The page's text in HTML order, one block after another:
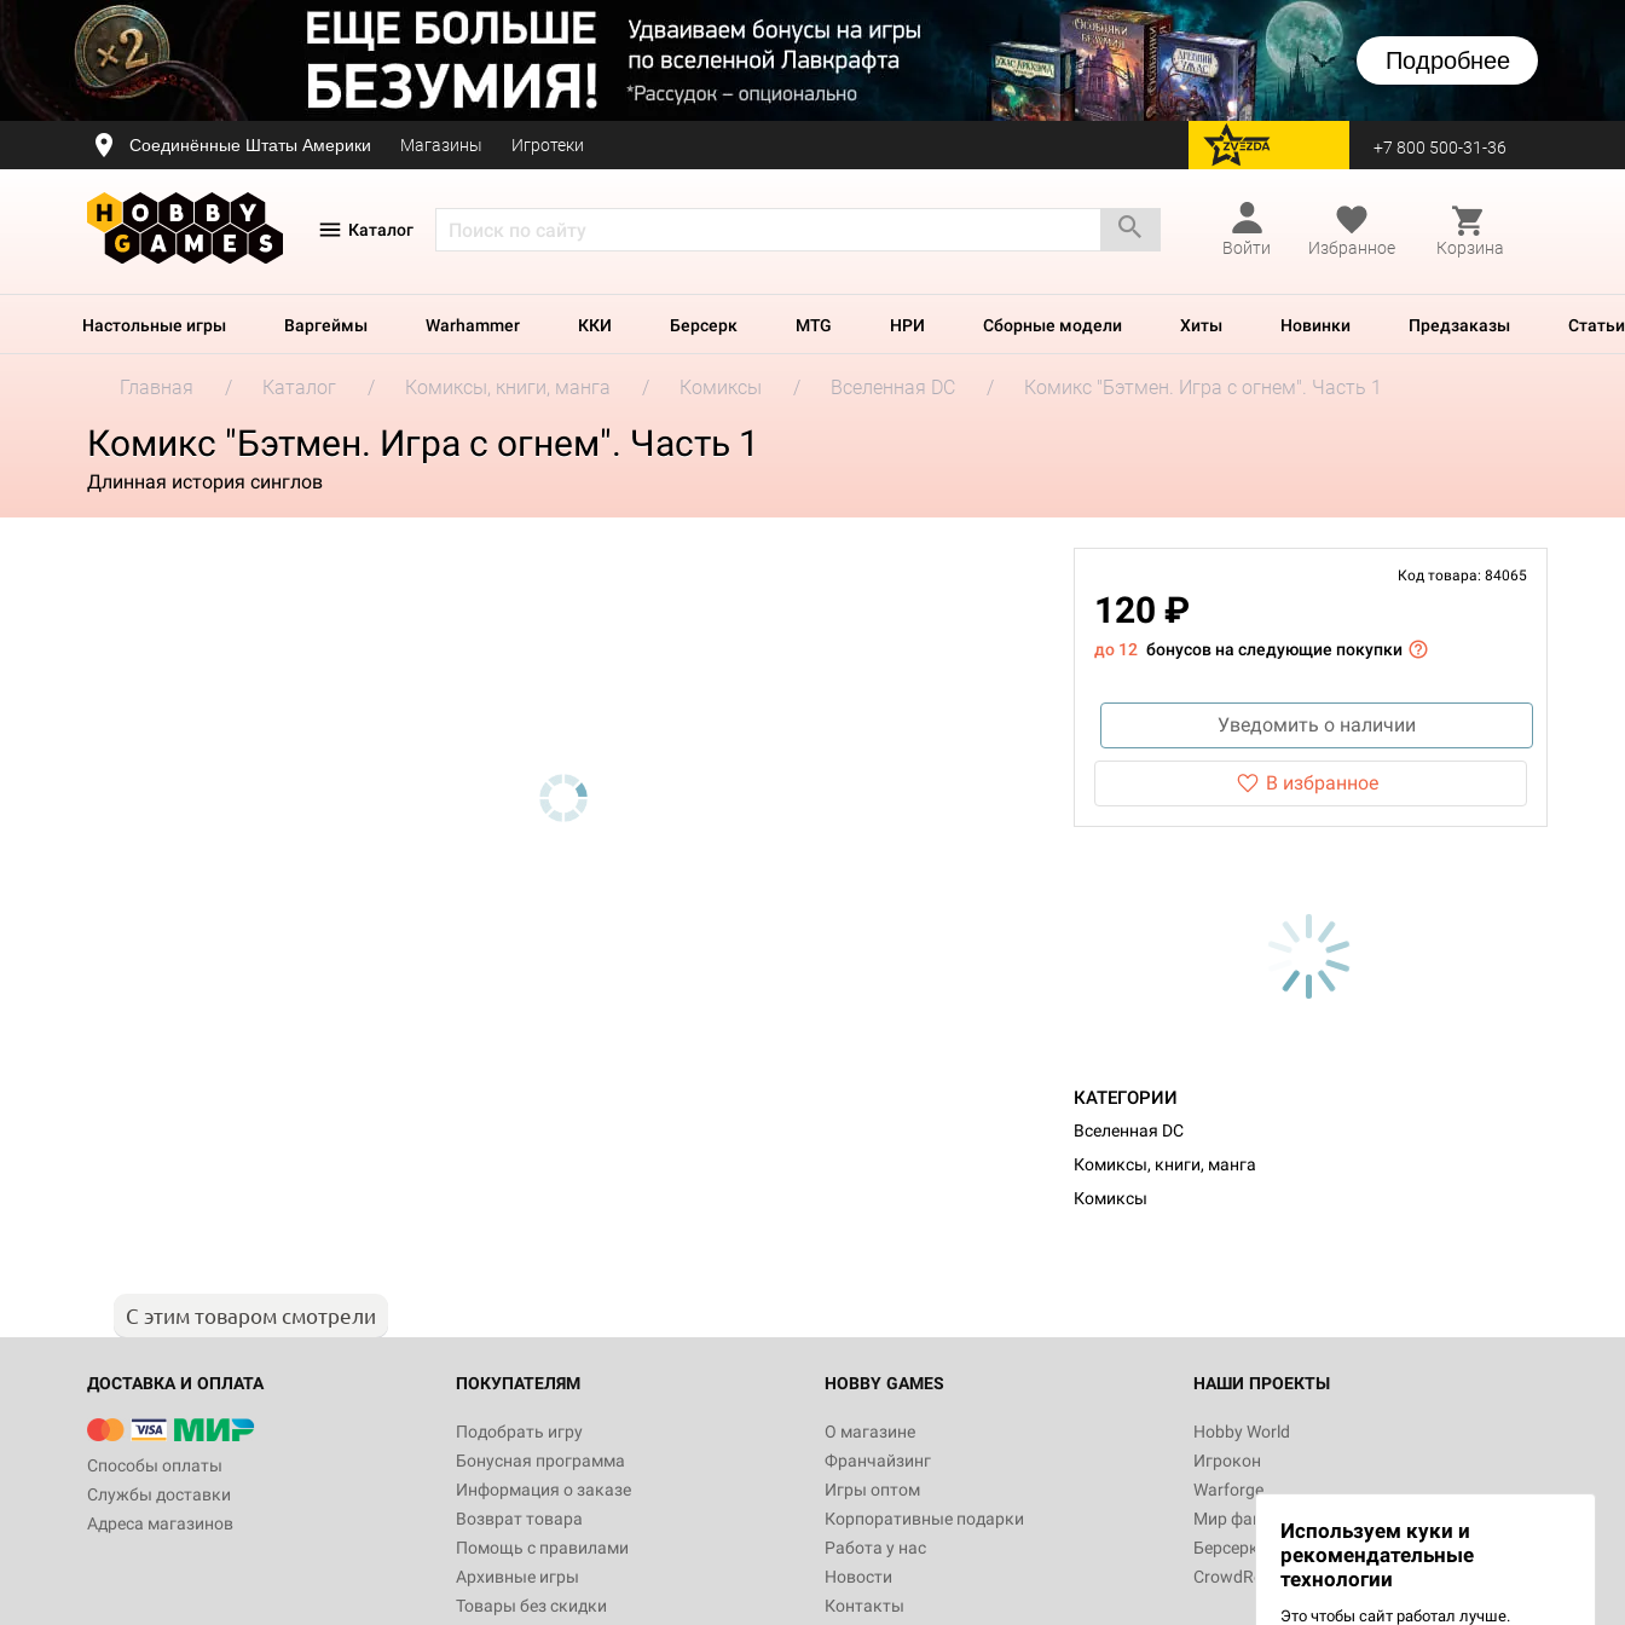
Подробнее
Соединённые Штаты Америки Магазины Игротеки перейти на Zvezda +7 800 500-31-36
Каталог
Войти
Избранное Корзина
Настольные игры Варгеймы Warhammer ККИ Берсерк MTG НРИ Сборные модели Хиты Новинки Предзаказы Статьи
Главная Каталог Комиксы, книги, манга Комиксы Вселенная DC Комикс "Бэтмен. Игра с огнем". Часть 1
Комикс "Бэтмен. Игра с огнем". Часть 1
Длинная история синглов
Код товара: 84065
120 ₽
до 12 бонусов на следующие покупки
Уведомить о наличии
В избранное
КАТЕГОРИИ
Вселенная DC
Комиксы, книги, манга
Комиксы
С этим товаром смотрели
ДОСТАВКА И ОПЛАТА
Способы оплаты
Службы доставки
Адреса магазинов
ПОКУПАТЕЛЯМ
Подобрать игру
Бонусная программа
Информация о заказе
Возврат товара
Помощь с правилами
Архивные игры
Товары без скидки
HOBBY GAMES
О магазине
Франчайзинг
Игры оптом
Корпоративные подарки
Работа у нас
Новости
Контакты
НАШИ ПРОЕКТЫ
Hobby World
Игрокон
Warforge
Мир фантастики
Берсерк
CrowdRepublic
Используем куки и
рекомендательные
технологии
Это чтобы сайт работал лучше.